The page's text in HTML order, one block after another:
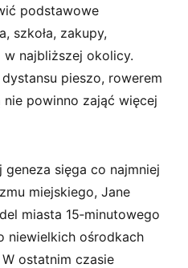
podstawowe
szkoła, zakupy,
najbliższej okolicy.
pieszo, rowerem
powinno zająć więcej
sięga co najmniej
miejskiego, Jane
miasta 15‑minutowego
niewielkich ośrodkach
ostatnim czasie